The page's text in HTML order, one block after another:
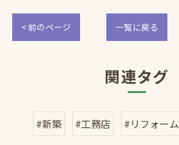
< 前のページ 一覧に戻る
関連タグ
#新築 #工務店 #リフォーム